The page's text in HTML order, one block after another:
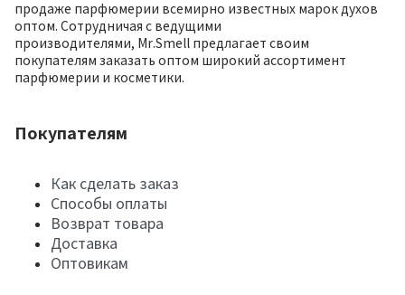
продаже парфюмерии всемирно известных марок духов
оптом. Сотрудничая с ведущими
производителями, Mr.Smell предлагает своим
покупателям заказать оптом широкий ассортимент
парфюмерии и косметики.
Покупателям
Как сделать заказ
Способы оплаты
Возврат товара
Доставка
Оптовикам